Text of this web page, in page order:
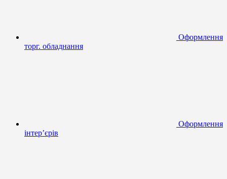
Оформлення
торг. обладнання
Оформлення
інтер’єрів